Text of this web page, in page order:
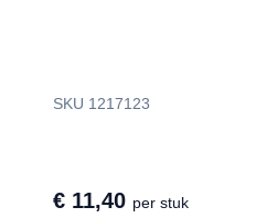
SKU 1217123
€ 11,40 per stuk